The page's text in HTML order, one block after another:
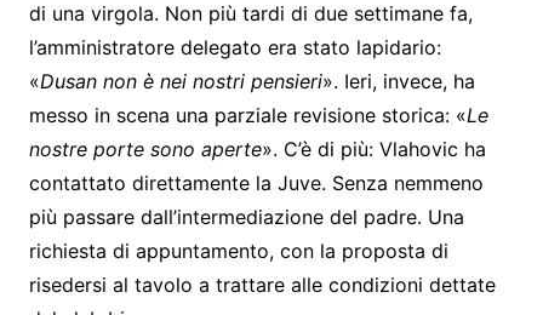
di una virgola. Non più tardi di due settimane fa,
l’amministratore delegato era stato lapidario:
«Dusan non è nei nostri pensieri». Ieri, invece, ha
messo in scena una parziale revisione storica: «Le
nostre porte sono aperte». C’è di più: Vlahovic ha
contattato direttamente la Juve. Senza nemmeno
più passare dall’intermediazione del padre. Una
richiesta di appuntamento, con la proposta di
risedersi al tavolo a trattare alle condizioni dettate